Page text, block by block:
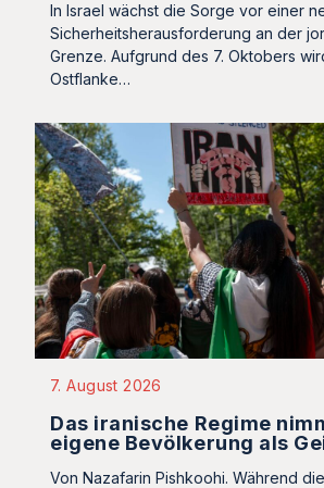
In Israel wächst die Sorge vor einer
Sicherheitsherausforderung an der
Grenze. Aufgrund des 7. Oktobers
Ostflanke…
7. August 2026
Das iranische Regime
eigene Bevölkerung als
Von Nazafarin Pishkoohi. Während